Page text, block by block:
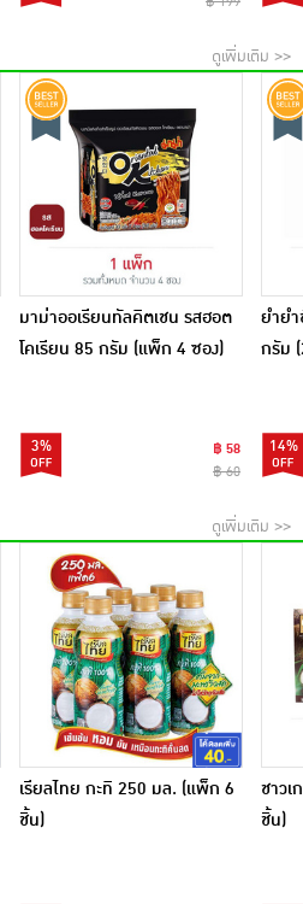
ดูเพิ่มเติม >>
มาม่าออเรียนทัลคิตเชน รสฮอต
โคเรียน 85 กรัม (แพ็ก 4 ซอง)
3%
฿ 58
฿ 60
ยำย
กรัม
14%
ดูเพิ่มเติม >>
เรียลไทย กะทิ 250 มล. (แพ็ก 6
ชิ้น)
ชาวเ
ชิ้น)